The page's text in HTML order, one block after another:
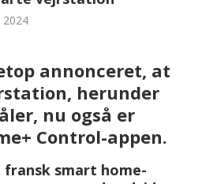
2024
annonceret, at
herunder
nu også er
Control-appen.
smart home-